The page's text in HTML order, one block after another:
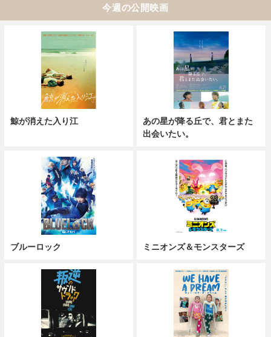
今週の公開映画
鯨が消えた入り江
あの星が降る丘で、君とまた
出会いたい。
ブルーロック ミニオンズ＆モンスターズ